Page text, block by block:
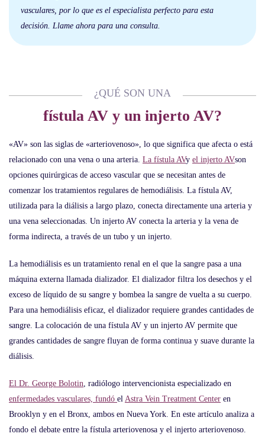
vasculares, por lo que es el especialista perfecto para esta
decisión. Llame ahora para una consulta.
¿QUÉ SON UNA
fístula AV y un injerto AV?
«AV» son las siglas de «arteriovenoso», lo que significa que afecta o está
relacionado con una vena o una arteria. La fístula AVy el injerto AVson
opciones quirúrgicas de acceso vascular que se necesitan antes de
comenzar los tratamientos regulares de hemodiálisis. La fístula AV,
utilizada para la diálisis a largo plazo, conecta directamente una arteria y
una vena seleccionadas. Un injerto AV conecta la arteria y la vena de
forma indirecta, a través de un tubo y un injerto.
La hemodiálisis es un tratamiento renal en el que la sangre pasa a una
máquina externa llamada dializador. El dializador filtra los desechos y el
exceso de líquido de su sangre y bombea la sangre de vuelta a su cuerpo.
Para una hemodiálisis eficaz, el dializador requiere grandes cantidades de
sangre. La colocación de una fístula AV y un injerto AV permite que
grandes cantidades de sangre fluyan de forma continua y suave durante la
diálisis.
El Dr. George Bolotin, radiólogo intervencionista especializado en
enfermedades vasculares, fundó el Astra Vein Treatment Center en
Brooklyn y en el Bronx, ambos en Nueva York. En este artículo analiza a
fondo el debate entre la fístula arteriovenosa y el injerto arteriovenoso.